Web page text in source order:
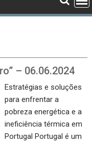
– 06.06.2024
Estratégias e soluções
para enfrentar a
pobreza energética e a
ineficiência térmica em
Portugal Portugal é um